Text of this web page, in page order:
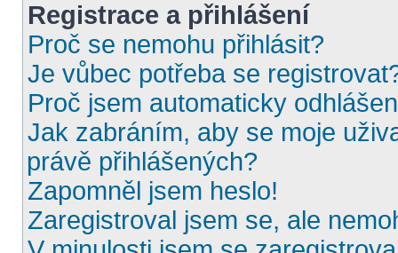
Registrace a přihlášení
Proč se nemohu přihlásit?
Je vůbec potřeba se
Proč jsem automaticky
Jak zabráním, aby se moje
právě přihlášených?
Zapomněl jsem heslo!
Zaregistroval jsem se, ale